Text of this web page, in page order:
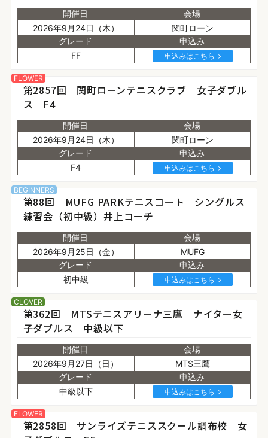
開催日
2026年9月24日（木）
会場
関町ローン
グレード
FF
申込み
申込みはこちら
第2857回 関町ローンテニスクラブ 女子ダブル
ス F4
開催日
2026年9月24日（木）
会場
関町ローン
グレード
F4
申込み
申込みはこちら
FLOWER
第88回 MUFG PARKテニスコート シングルス
練習会（初中級）井上コーチ
開催日
2026年9月25日（金）
会場
MUFG
グレード
初中級
申込み
申込みはこちら
BEGINNERS
第362回 MTSテニスアリーナ三鷹 ナイター女
子ダブルス 中級以下
開催日
2026年9月27日（日）
会場
MTS三鷹
グレード
中級以下
申込み
申込みはこちら
CLOVER
第2858回 サンライズテニススクール調布校 女
FLOWER